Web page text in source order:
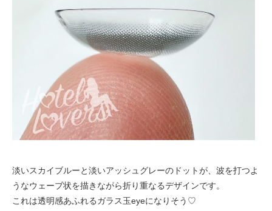
淡いスカイブルーと淡いアッシュグレーのドットが、波を打つよ
うなウェーブ状を描きながら折り重なるデザインです。
これは透明感あふれるガラス玉eyeになりそう♡